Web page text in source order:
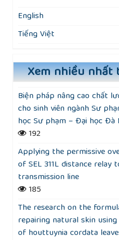
English
Tiếng Việt
Xem nhiều
Biện pháp nâng cao chất
cho sinh viên ngành Sư
học Sư phạm – Đại học Đà
192
Applying the permissive
of SEL 311L distance
transmission line
185
The research on the
repairing natural skin
of houttuynia cordata